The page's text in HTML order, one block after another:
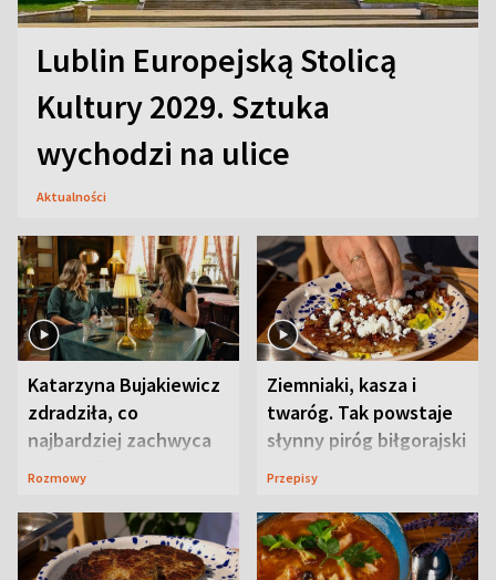
Lublin Europejską Stolicą
Kultury 2029. Sztuka
wychodzi na ulice
Aktualności
Katarzyna Bujakiewicz
zdradziła, co
najbardziej zachwyca
ją w Lublinie
Rozmowy
Ziemniaki, kasza i
twaróg. Tak powstaje
słynny piróg biłgorajski
Przepisy